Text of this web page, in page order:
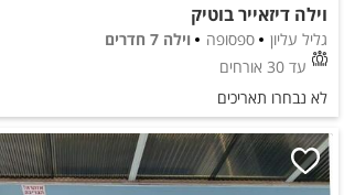
וילה דיזאייר בוטיק
גליל עליון ספסופה
וילה 7 חדרים
עד 30 אורחים
לא נבחרו תאריכים